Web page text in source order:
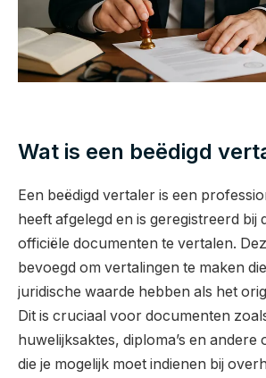
Wat is een beëdigd
Een beëdigd vertaler is een
heeft afgelegd en is geregistreerd bij
officiële documenten te vertalen.
bevoegd om vertalingen te maken
juridische waarde hebben als het
Dit is cruciaal voor documenten
huwelijksaktes, diploma’s en andere
die je mogelijk moet indienen bij